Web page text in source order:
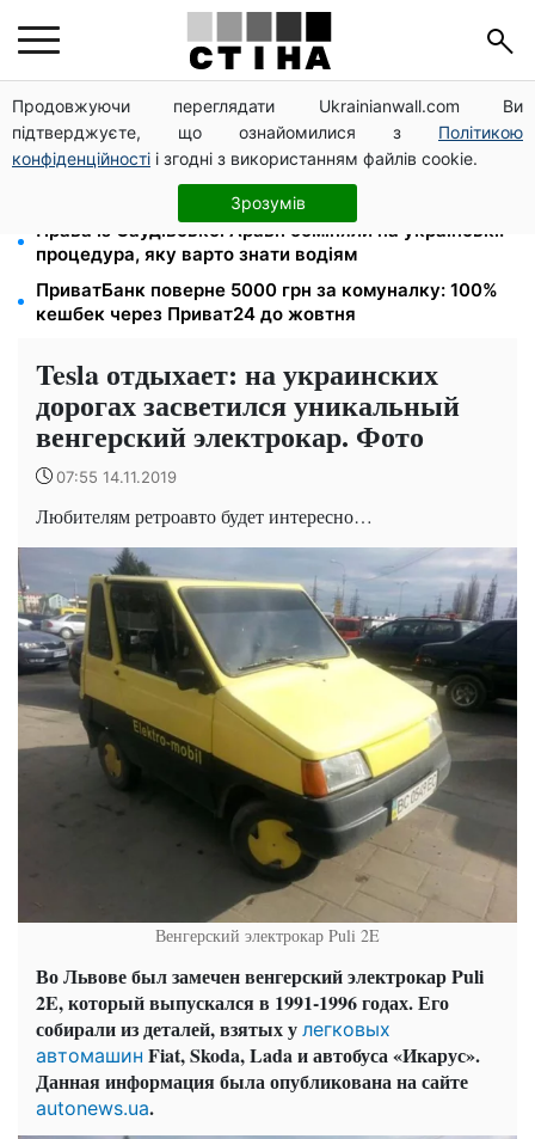
Продовжуючи переглядати Ukrainianwall.com Ви
підтверджуєте, що ознайомилися з Політикою
конфіденційності і згодні з використанням файлів cookie.
Зрозумів
Тарифи на воду злетіли до 91,24 грн/куб, газ може
сягнути 15 грн: комунальні ціни в серпні
Субсидії скасують, пільги на комуналку відкличуть:
ПФУ перевіряє доходи пенсіонерів у серпні
Права із Саудівської Аравії обміняли на українські:
процедура, яку варто знати водіям
ПриватБанк поверне 5000 грн за комуналку: 100%
кешбек через Приват24 до жовтня
Tesla отдыхает: на украинских
дорогах засветился уникальный
венгерский электрокар. Фото
07:55 14.11.2019
Любителям ретроавто будет интересно…
Венгерский электрокар Puli 2E
Во Львове был замечен венгерский электрокар Puli
2E, который выпускался в 1991-1996 годах. Его
собирали из деталей, взятых у легковых
автомашин Fiat, Skoda, Lada и автобуса «Икарус».
Данная информация была опубликована на сайте
autonews.ua.